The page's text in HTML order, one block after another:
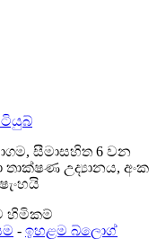
සීමාසහිත 6 වන
උද්‍යානය, අංක
හිමිකම්
- ඉහළම බ්ලොග්